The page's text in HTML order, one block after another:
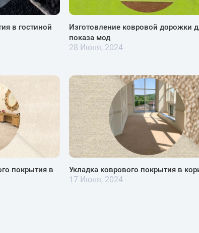
в гостиной
Изготовление ковровой дорожки
показа мод
28 Июня, 2024
покрытия в
Укладка коврового покрытия в
17 Июня, 2024